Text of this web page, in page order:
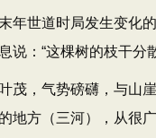
世道时局发生变化
说：“这棵树的枝干分
，气势磅礴，与山
地方（三河），从很